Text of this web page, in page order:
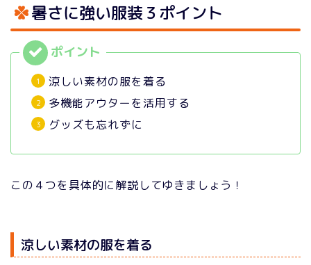
暑さに強い服装３ポイント
涼しい素材の服を着る
多機能アウターを活用する
グッズも忘れずに
この４つを具体的に解説してゆきましょう！
涼しい素材の服を着る